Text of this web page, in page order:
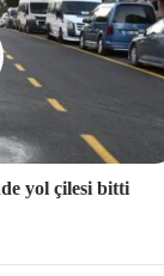
yol çilesi bitti